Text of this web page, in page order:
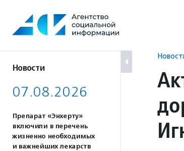
содержанию
Новости
07.08.2026
Препарат «Энхерту»
включили в перечень
жизненно необходимых
и важнейших лекарств